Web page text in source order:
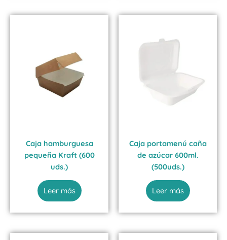
Caja hamburguesa
pequeña Kraft (600
uds.)
Leer más
Caja portamenú caña
de azúcar 600ml.
(500uds.)
Leer más